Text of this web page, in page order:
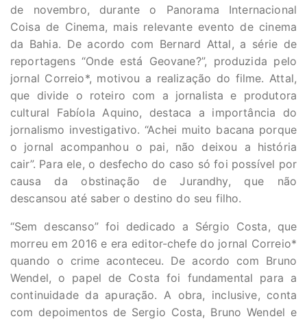
de novembro, durante o Panorama Internacional
Coisa de Cinema, mais relevante evento de cinema
da Bahia. De acordo com Bernard Attal, a série de
reportagens “Onde está Geovane?”, produzida pelo
jornal Correio*, motivou a realização do filme. Attal,
que divide o roteiro com a jornalista e produtora
cultural Fabíola Aquino, destaca a importância do
jornalismo investigativo. “Achei muito bacana porque
o jornal acompanhou o pai, não deixou a história
cair”. Para ele, o desfecho do caso só foi possível por
causa da obstinação de Jurandhy, que não
descansou até saber o destino do seu filho.
“Sem descanso” foi dedicado a Sérgio Costa, que
morreu em 2016 e era editor-chefe do jornal Correio*
quando o crime aconteceu. De acordo com Bruno
Wendel, o papel de Costa foi fundamental para a
continuidade da apuração. A obra, inclusive, conta
com depoimentos de Sergio Costa, Bruno Wendel e